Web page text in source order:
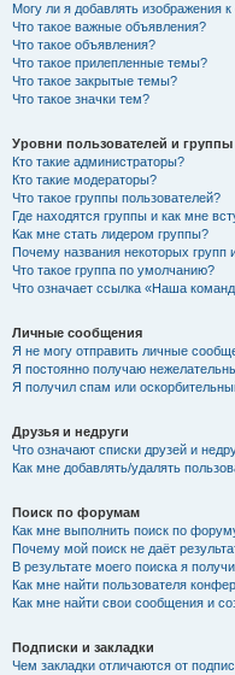
Могу ли я добавлять изображения
Что такое важные объявления?
Что такое объявления?
Что такое прилепленные темы?
Что такое закрытые темы?
Что такое значки тем?
Уровни пользователей и группы
Кто такие администраторы?
Кто такие модераторы?
Что такое группы пользователей?
Где находятся группы и как мне
Как мне стать лидером группы?
Почему названия некоторых групп
Что такое группа по умолчанию?
Что означает ссылка «Наша
Личные сообщения
Я не могу отправить личные
Я постоянно получаю
Я получил спам или
Друзья и недруги
Что означают списки друзей и
Как мне добавлять/удалять
Поиск по форумам
Как мне выполнить поиск по
Почему мой поиск не даёт
В результате моего поиска я
Как мне найти пользователя
Как мне найти свои сообщения и
Подписки и закладки
Чем закладки отличаются от